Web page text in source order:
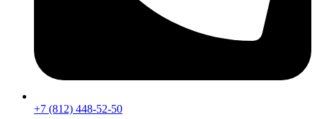
+7 (812) 448-52-50